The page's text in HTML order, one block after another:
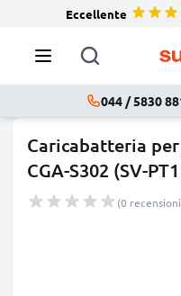
Eccellente
044 / 5830
Caricabatteria per
CGA-S302 (SV-
(0